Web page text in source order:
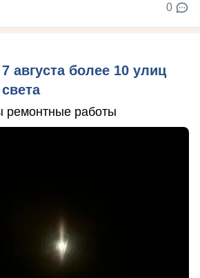
0
августа более 10 улиц
ремонтные работы